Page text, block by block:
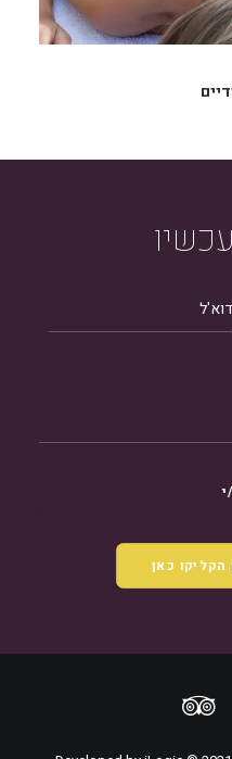
עכשיו
הקליקו כאן